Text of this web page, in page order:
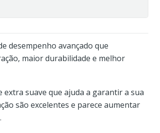
desempenho avançado que
maior durabilidade e melhor
suave que ajuda a garantir a sua
são excelentes e parece aumentar